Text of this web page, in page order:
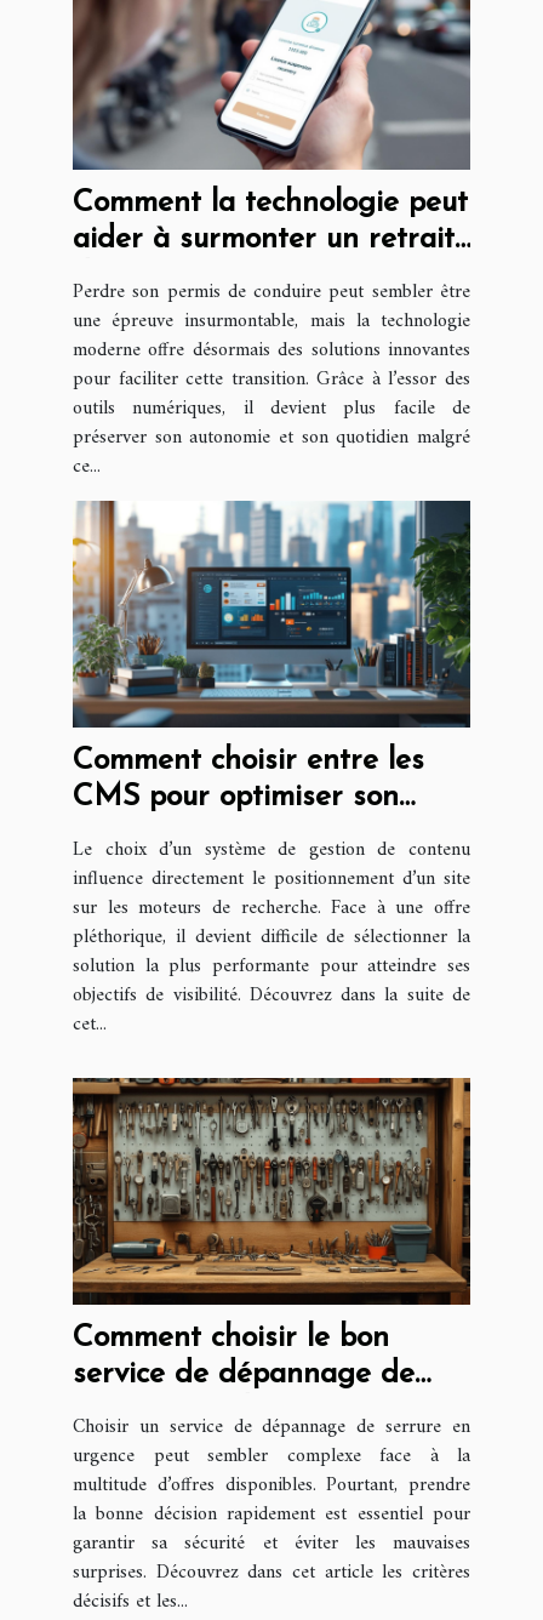
Comment la technologie peut
aider à surmonter un retrait
Perdre son permis de conduire peut sembler être
une épreuve insurmontable, mais la technologie
moderne offre désormais des solutions innovantes
pour faciliter cette transition. Grâce à l’essor des
outils numériques, il devient plus facile de
préserver son autonomie et son quotidien malgré
ce...
Comment choisir entre les
CMS pour optimiser son
référencement ?
Le choix d’un système de gestion de contenu
influence directement le positionnement d’un site
sur les moteurs de recherche. Face à une offre
pléthorique, il devient difficile de sélectionner la
solution la plus performante pour atteindre ses
objectifs de visibilité. Découvrez dans la suite de
cet...
Comment choisir le bon
service de dépannage de
Choisir un service de dépannage de serrure en
urgence peut sembler complexe face à la
multitude d’offres disponibles. Pourtant, prendre
la bonne décision rapidement est essentiel pour
garantir sa sécurité et éviter les mauvaises
surprises. Découvrez dans cet article les critères
décisifs et les...